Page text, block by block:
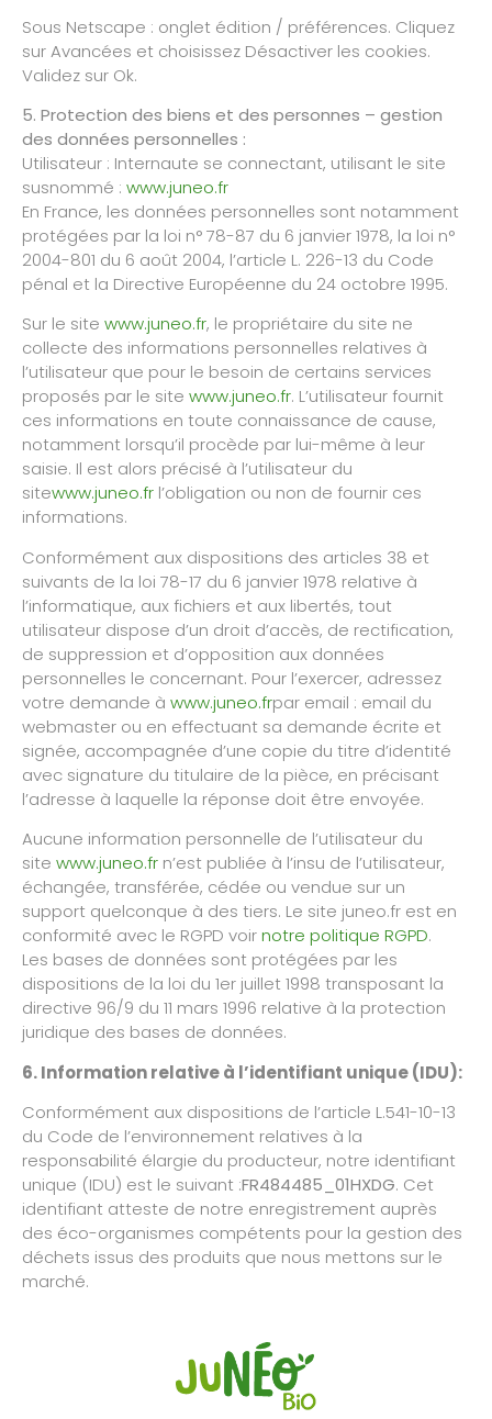
Sous Netscape : onglet édition / préférences. Cliquez
sur Avancées et choisissez Désactiver les cookies.
Validez sur Ok.
5. Protection des biens et des personnes – gestion
des données personnelles :
Utilisateur : Internaute se connectant, utilisant le site
susnommé : www.juneo.fr
En France, les données personnelles sont notamment
protégées par la loi n° 78-87 du 6 janvier 1978, la loi n°
2004-801 du 6 août 2004, l’article L. 226-13 du Code
pénal et la Directive Européenne du 24 octobre 1995.
Sur le site www.juneo.fr, le propriétaire du site ne
collecte des informations personnelles relatives à
l’utilisateur que pour le besoin de certains services
proposés par le site www.juneo.fr. L’utilisateur fournit
ces informations en toute connaissance de cause,
notamment lorsqu’il procède par lui-même à leur
saisie. Il est alors précisé à l’utilisateur du
sitewww.juneo.fr l’obligation ou non de fournir ces
informations.
Conformément aux dispositions des articles 38 et
suivants de la loi 78-17 du 6 janvier 1978 relative à
l’informatique, aux fichiers et aux libertés, tout
utilisateur dispose d’un droit d’accès, de rectification,
de suppression et d’opposition aux données
personnelles le concernant. Pour l’exercer, adressez
votre demande à www.juneo.frpar email : email du
webmaster ou en effectuant sa demande écrite et
signée, accompagnée d’une copie du titre d’identité
avec signature du titulaire de la pièce, en précisant
l’adresse à laquelle la réponse doit être envoyée.
Aucune information personnelle de l’utilisateur du
site www.juneo.fr n’est publiée à l’insu de l’utilisateur,
échangée, transférée, cédée ou vendue sur un
support quelconque à des tiers. Le site juneo.fr est en
conformité avec le RGPD voirnotre politique RGPD.
Les bases de données sont protégées par les
dispositions de la loi du 1er juillet 1998 transposant la
directive 96/9 du 11 mars 1996 relative à la protection
juridique des bases de données.
6. Information relative à l’identifiant unique (IDU):
Conformément aux dispositions de l’article L.541-10-13
du Code de l’environnement relatives à la
responsabilité élargie du producteur, notre identifiant
unique (IDU) est le suivant :FR484485_01HXDG. Cet
identifiant atteste de notre enregistrement auprès
des éco-organismes compétents pour la gestion des
déchets issus des produits que nous mettons sur le
marché.